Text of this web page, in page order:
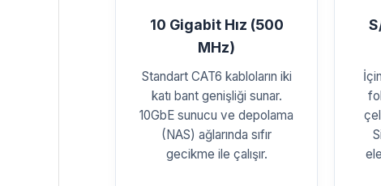
10 Gigabit Hız (500
MHz)
Standart CAT6 kabloların iki
katı bant genişliği sunar.
10GbE sunucu ve depolama
(NAS) ağlarında sıfır
gecikme ile çalışır.